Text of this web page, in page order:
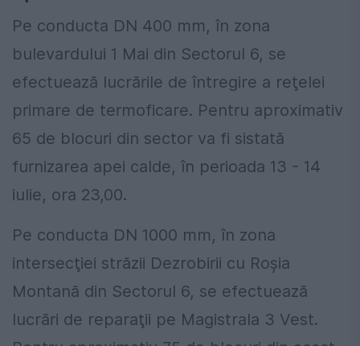
Pe conducta DN 400 mm, în zona
bulevardului 1 Mai din Sectorul 6, se
efectuează lucrările de întregire a reţelei
primare de termoficare. Pentru aproximativ
65 de blocuri din sector va fi sistată
furnizarea apei calde, în perioada 13 - 14
iulie, ora 23,00.
Pe conducta DN 1000 mm, în zona
intersecţiei străzii Dezrobirii cu Roşia
Montană din Sectorul 6, se efectuează
lucrări de reparaţii pe Magistrala 3 Vest.